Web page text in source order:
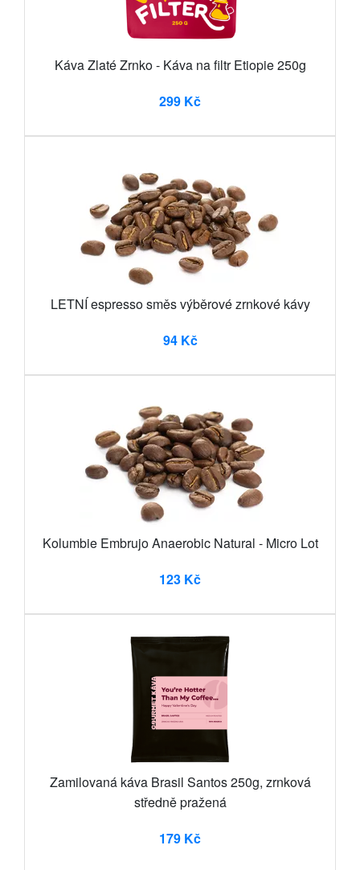
Káva Zlaté Zrnko - Káva na filtr Etiopie 250g
299 Kč
LETNÍ espresso směs výběrové zrnkové kávy
94 Kč
Kolumbie Embrujo Anaerobic Natural - Micro Lot
123 Kč
Zamilovaná káva Brasil Santos 250g, zrnková
středně pražená
179 Kč